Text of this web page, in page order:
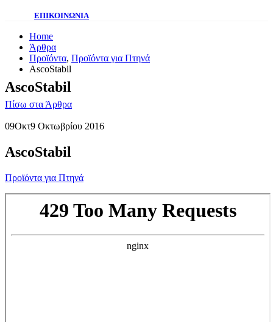
ΕΠΙΚΟΙΝΩΝΙΑ
Home
Άρθρα
Προϊόντα, Προϊόντα για Πτηνά
AscoStabil
AscoStabil
Πίσω στα Άρθρα
09Οκτ9 Οκτωβρίου 2016
AscoStabil
Προϊόντα για Πτηνά